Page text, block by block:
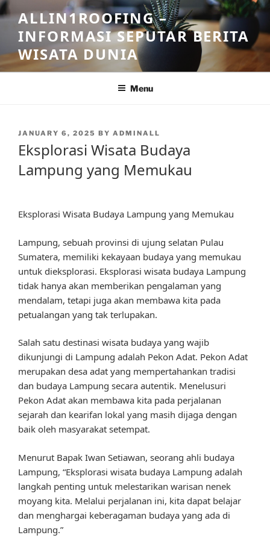
Skip
to
content
ALLIN1ROOFING –
INFORMASI SEPUTAR BERITA
WISATA DUNIA
Menu
POSTED
ON
JANUARY 6, 2025 BY ADMINALL
Eksplorasi Wisata Budaya
Lampung yang Memukau
Eksplorasi Wisata Budaya Lampung yang Memukau
Lampung, sebuah provinsi di ujung selatan Pulau
Sumatera, memiliki kekayaan budaya yang memukau
untuk dieksplorasi. Eksplorasi wisata budaya Lampung
tidak hanya akan memberikan pengalaman yang
mendalam, tetapi juga akan membawa kita pada
petualangan yang tak terlupakan.
Salah satu destinasi wisata budaya yang wajib
dikunjungi di Lampung adalah Pekon Adat. Pekon Adat
merupakan desa adat yang mempertahankan tradisi
dan budaya Lampung secara autentik. Menelusuri
Pekon Adat akan membawa kita pada perjalanan
sejarah dan kearifan lokal yang masih dijaga dengan
baik oleh masyarakat setempat.
Menurut Bapak Iwan Setiawan, seorang ahli budaya
Lampung, “Eksplorasi wisata budaya Lampung adalah
langkah penting untuk melestarikan warisan nenek
moyang kita. Melalui perjalanan ini, kita dapat belajar
dan menghargai keberagaman budaya yang ada di
Lampung.”